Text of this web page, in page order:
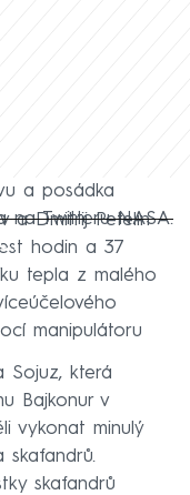
a posádka
na Twitteru NASA.
a Dmitrij Petelin
hodin a 37
tepla z malého
manipulátoru
Sojuz, která
Bajkonur v
vykonat minulý
skafandrů.
skafandrů